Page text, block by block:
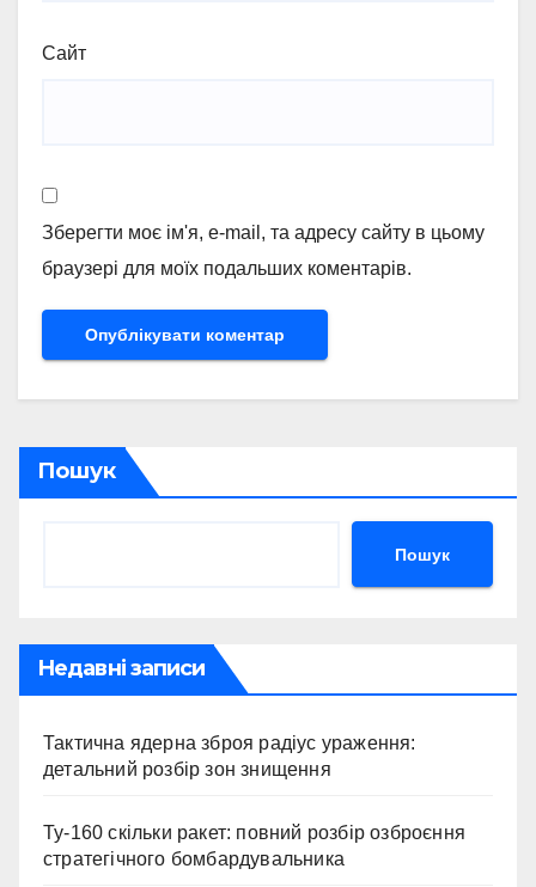
Сайт
Зберегти моє ім'я, e-mail, та адресу сайту в цьому
браузері для моїх подальших коментарів.
Пошук
Пошук
Недавні записи
Тактична ядерна зброя радіус ураження:
детальний розбір зон знищення
Ту-160 скільки ракет: повний розбір озброєння
стратегічного бомбардувальника